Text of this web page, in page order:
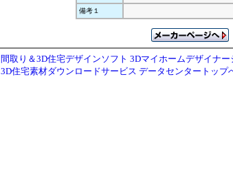
備考１
間取り＆3D住宅デザインソフト 3Dマイホームデザイナ
3D住宅素材ダウンロードサービス データセンタートップ